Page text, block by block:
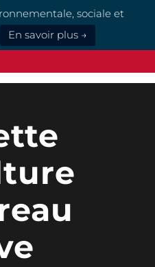
sociale et
En savoir plus →